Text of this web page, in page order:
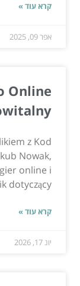
קרא עוד »
אפר 09, 2025
Online
z Kod
Nowak,
online i
קרא עוד »
יונ 17, 2026